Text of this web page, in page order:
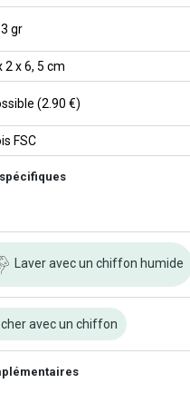
gr
2 x 6, 5 cm
(2.90 €)
FSC
Laver avec un chiffon humide
avec un chiffon